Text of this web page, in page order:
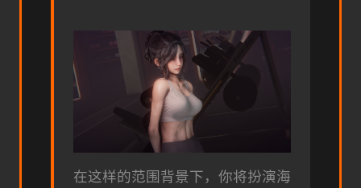
在这样的范围背景下，你将扮演海